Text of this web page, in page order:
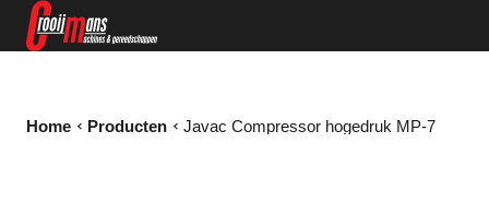
Home Producten Javac Compressor hogedruk MP-7